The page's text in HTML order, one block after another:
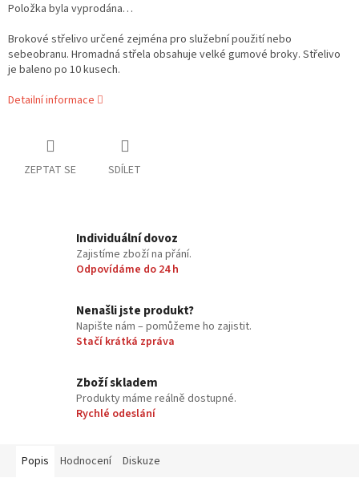
Položka byla vyprodána…
Brokové střelivo určené zejména pro služební použití nebo
sebeobranu. Hromadná střela obsahuje velké gumové broky. Střelivo
je baleno po 10 kusech.
Detailní informace
ZEPTAT SE SDÍLET
Individuální dovoz
Zajistíme zboží na přání.
Odpovídáme do 24 h
Nenašli jste produkt?
Napište nám – pomůžeme ho zajistit.
Stačí krátká zpráva
Zboží skladem
Produkty máme reálně dostupné.
Rychlé odeslání
Popis Hodnocení Diskuze